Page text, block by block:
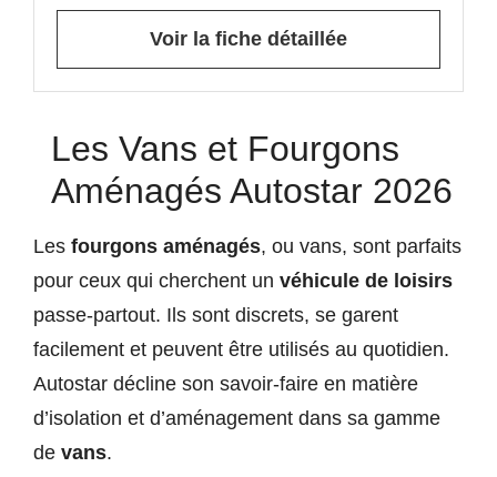
Voir la fiche détaillée
Les Vans et Fourgons
Aménagés Autostar 2026
Les fourgons aménagés, ou vans, sont parfaits
pour ceux qui cherchent un véhicule de loisirs
passe-partout. Ils sont discrets, se garent
facilement et peuvent être utilisés au quotidien.
Autostar décline son savoir-faire en matière
d’isolation et d’aménagement dans sa gamme
de vans.